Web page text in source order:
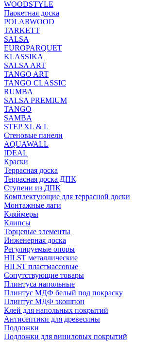
WOODSTYLE
Паркетная доска
POLARWOOD
TARKETT
SALSA
EUROPARQUET
KLASSIKA
SALSA ART
TANGO ART
TANGO CLASSIC
RUMBA
SALSA PREMIUM
TANGO
SAMBA
STEP XL & L
Стеновые панели
AQUAWALL
IDEAL
Краски
Террасная доска
Террасная доска ДПК
Ступени из ДПК
Комплектующие для террасной доски
Монтажные лаги
Кляймеры
Клипсы
Торцевые элементы
Инженерная доска
Регулируемые опоры
HILST металлические
HILST пластмассовые
Сопутствующие товары
Плинтуса напольные
Плинтус МДФ белый под покраску
Плинтус МДФ экошпон
Клей для напольных покрытий
Антисептики для древесины
Подложки
Подложки для виниловых покрытий